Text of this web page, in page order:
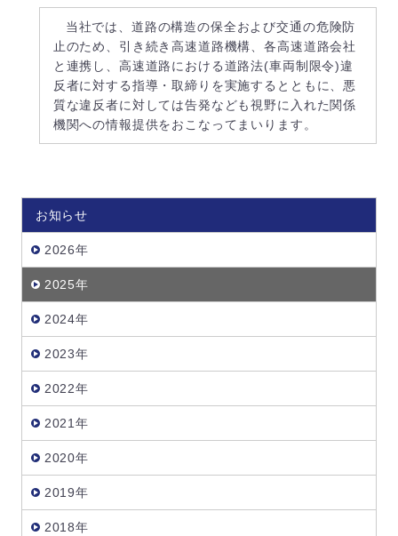
当社では、道路の構造の保全および交通の危険防
止のため、引き続き高速道路機構、各高速道路会社
と連携し、高速道路における道路法(車両制限令)違
反者に対する指導・取締りを実施するとともに、悪
質な違反者に対しては告発なども視野に入れた関係
機関への情報提供をおこなってまいります。
お知らせ
2026年
2025年
2024年
2023年
2022年
2021年
2020年
2019年
2018年